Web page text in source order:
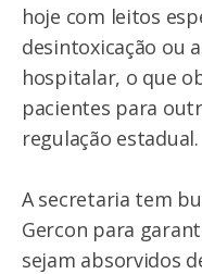
hoje com leitos
desintoxicação ou
hospitalar, o que
pacientes para
regulação estadual.
A secretaria tem
Gercon para
sejam absorvidos